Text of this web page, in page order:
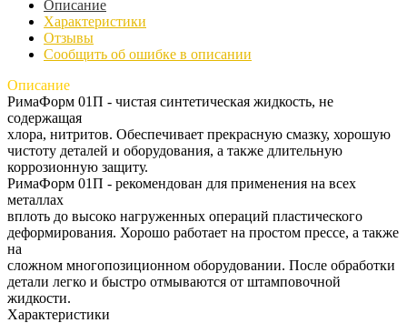
Описание
Характеристики
Отзывы
Сообщить об ошибке в описании
Описание
РимаФорм 01П - чистая синтетическая жидкость, не
содержащая
хлора, нитритов. Обеспечивает прекрасную смазку, хорошую
чистоту деталей и оборудования, а также длительную
коррозионную защиту.
РимаФорм 01П - рекомендован для применения на всех
металлах
вплоть до высоко нагруженных операций пластического
деформирования. Хорошо работает на простом прессе, а также
на
сложном многопозиционном оборудовании. После обработки
детали легко и быстро отмываются от штамповочной
жидкости.
Характеристики